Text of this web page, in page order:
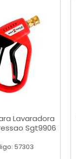
Lavaradora
Sgt9906
57303